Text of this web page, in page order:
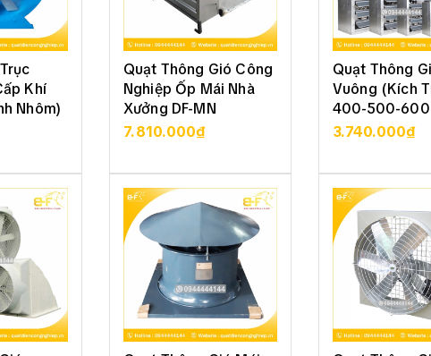
Khí
Nhôm)
Quạt Thông Gió Công
Nghiệp Ốp Mái Nhà
Xưởng DF-MN
7.810.000₫
XEM CHI TIẾT
Quạt Thông
Vuông (Kích
400-500-
800)
3.740.000₫
XEM CHI